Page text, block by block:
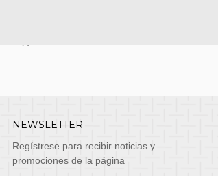
NEWSLETTER
Regístrese para recibir noticias y
promociones de la página